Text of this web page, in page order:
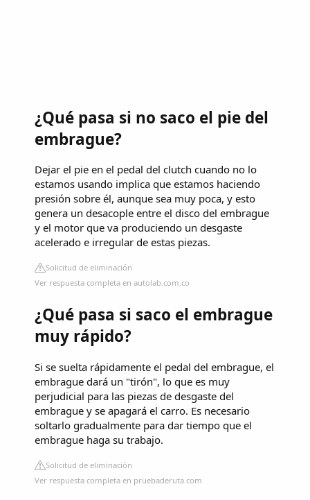
¿Qué pasa si no saco el pie del
embrague?
Dejar el pie en el pedal del clutch cuando no lo
estamos usando implica que estamos haciendo
presión sobre él, aunque sea muy poca, y esto
genera un desacople entre el disco del embrague
y el motor que va produciendo un desgaste
acelerado e irregular de estas piezas.
Solicitud de eliminación
Ver respuesta completa en autolab.com.co
¿Qué pasa si saco el embrague
muy rápido?
Si se suelta rápidamente el pedal del embrague, el
embrague dará un "tirón", lo que es muy
perjudicial para las piezas de desgaste del
embrague y se apagará el carro. Es necesario
soltarlo gradualmente para dar tiempo que el
embrague haga su trabajo.
Solicitud de eliminación
Ver respuesta completa en pruebaderuta.com